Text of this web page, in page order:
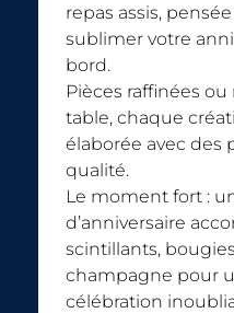
repas assis,
sublimer votre
bord.
Pièces raffinées
table, chaque
élaborée avec des
qualité.
Le moment fort :
d’anniversaire
scintillants,
champagne pour
célébration